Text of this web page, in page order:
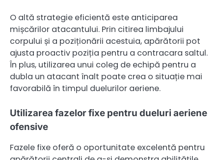
O altă strategie eficientă este anticiparea
mișcărilor atacantului. Prin citirea limbajului
corpului și a poziționării acestuia, apărătorii pot
ajusta proactiv poziția pentru a contracara saltul.
În plus, utilizarea unui coleg de echipă pentru a
dubla un atacant înalt poate crea o situație mai
favorabilă în timpul duelurilor aeriene.
Utilizarea fazelor fixe pentru dueluri aeriene
ofensive
Fazele fixe oferă o oportunitate excelentă pentru